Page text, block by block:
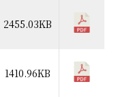
2455.03KB
1410.96KB